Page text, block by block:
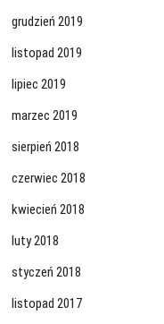
grudzień 2019
listopad 2019
lipiec 2019
marzec 2019
sierpień 2018
czerwiec 2018
kwiecień 2018
luty 2018
styczeń 2018
listopad 2017